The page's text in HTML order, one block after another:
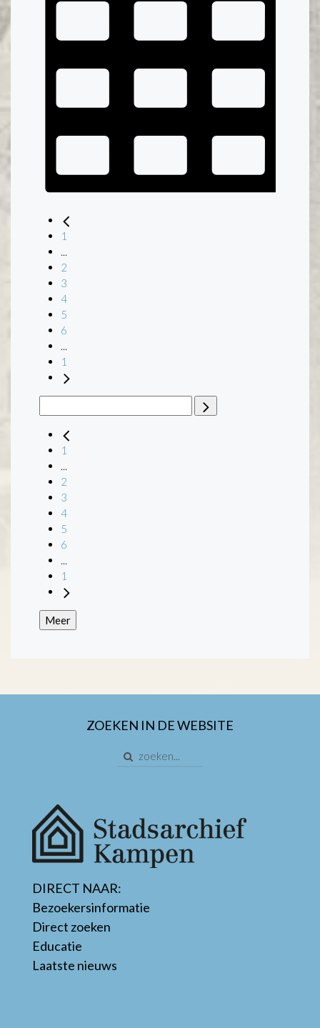
1
2
3
4
5
6
1
1
2
3
4
5
6
1
Meer
ZOEKEN IN DE WEBSITE
DIRECT NAAR:
Bezoekersinformatie
Direct zoeken
Educatie
Laatste nieuws